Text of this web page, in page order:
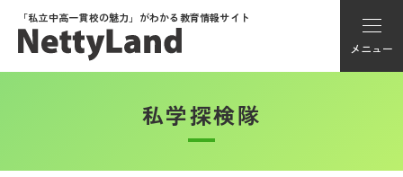
「私立中高一貫校の魅力」がわかる教育情報サイト
メニュー
アカウント登録
私学探検隊